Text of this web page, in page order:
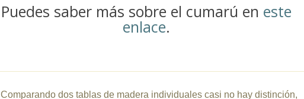
Puedes saber más sobre el cumarú en este
enlace.
Comparando dos tablas de madera individuales casi no hay distinción,